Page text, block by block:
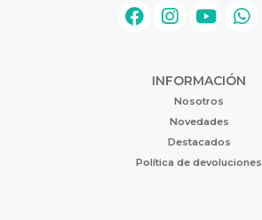
INFORMACIÓN
Nosotros
Novedades
Destacados
Política de devoluciones